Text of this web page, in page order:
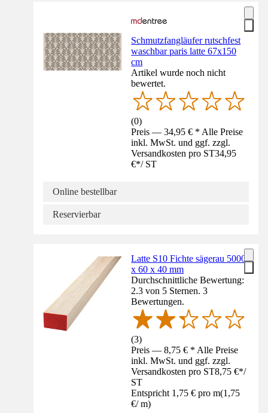
Schmutzfangläufer rutschfest
waschbar paris latte 67x150
cm
Artikel wurde noch nicht
bewertet.
(0)
Preis — 34,95 € * Alle Preise
inkl. MwSt. und ggf. zzgl.
Versandkosten pro ST34,95
€*/ ST
Online bestellbar
Reservierbar
Latte S10 Fichte sägerau 5000
x 60 x 40 mm
Durchschnittliche Bewertung:
2.3 von 5 Sternen. 3
Bewertungen.
(3)
Preis — 8,75 € * Alle Preise
inkl. MwSt. und ggf. zzgl.
Versandkosten pro ST8,75 €*/
ST
Entspricht 1,75 € pro m(1,75
€/ m)